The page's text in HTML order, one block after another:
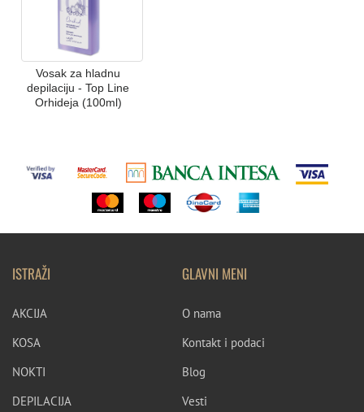
Vosak za hladnu
depilaciju - Top Line
Orhideja (100ml)
ISTRAŽI
AKCIJA
KOSA
NOKTI
DEPILACIJA
GLAVNI MENI
O nama
Kontakt i podaci
Blog
Vesti